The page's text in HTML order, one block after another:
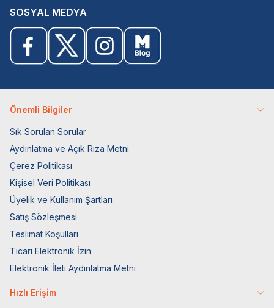
SOSYAL MEDYA
Önemli Bilgiler
Sık Sorulan Sorular
Aydınlatma ve Açık Rıza Metni
Çerez Politikası
Kişisel Veri Politikası
Üyelik ve Kullanım Şartları
Satış Sözleşmesi
Teslimat Koşulları
Ticari Elektronik İzin
Elektronik İleti Aydınlatma Metni
Hızlı Erişim